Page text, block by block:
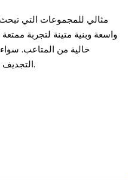
مثالي للمجموعات التي
واسعة وبنية متينة لتجربة
خالية من المتاعب. سواء
التجديف القابل للنفخ هذا يوفر الاستقرار والراحة اللازمين لمغامرة جماعية لا تُنسى.